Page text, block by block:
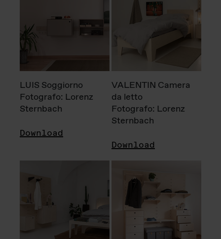
LUIS Soggiorno
Fotografo: Lorenz
Sternbach
Download
VALENTIN Camera
da letto
Fotografo: Lorenz
Sternbach
Download